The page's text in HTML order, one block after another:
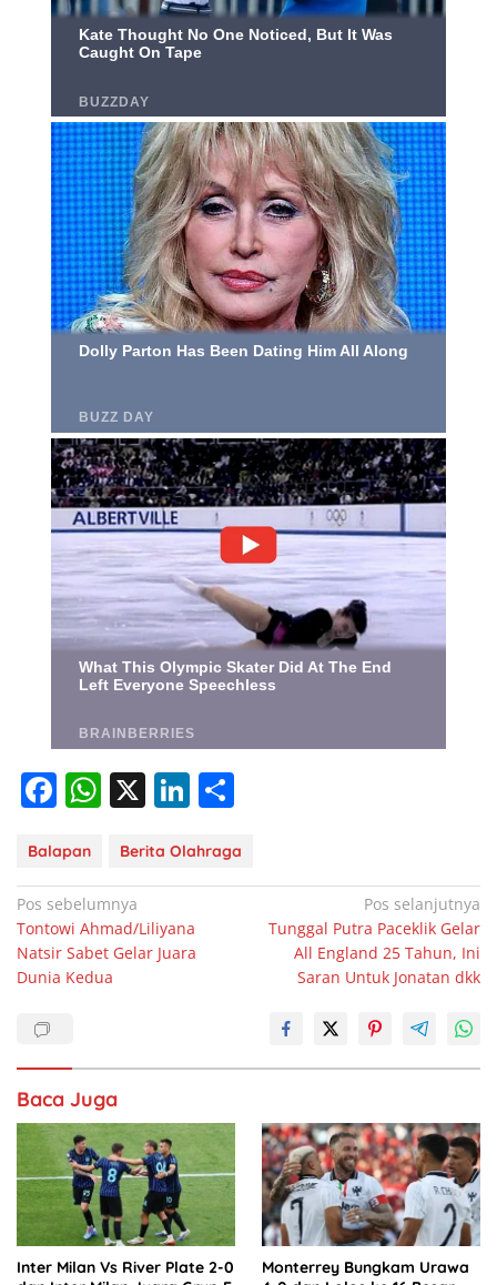
F
c
e
b
o
W
at
s
A
p
X Li
k
e
dI
n
ar
e
Balapan Berita Olahraga
Navigasi
pos
Pos sebelumnya
Tontowi Ahmad/Liliyana
Natsir Sabet Gelar Juara
Dunia Kedua
Pos selanjutnya
Tunggal Putra Paceklik Gelar
All England 25 Tahun, Ini
Saran Untuk Jonatan dkk
Baca Juga
Inter Milan Vs River Plate 2-0
Monterrey Bungkam Urawa